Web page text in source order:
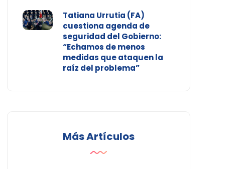
Tatiana Urrutia (FA)
cuestiona agenda de
seguridad del Gobierno:
“Echamos de menos
medidas que ataquen la
raíz del problema”
Más Artículos